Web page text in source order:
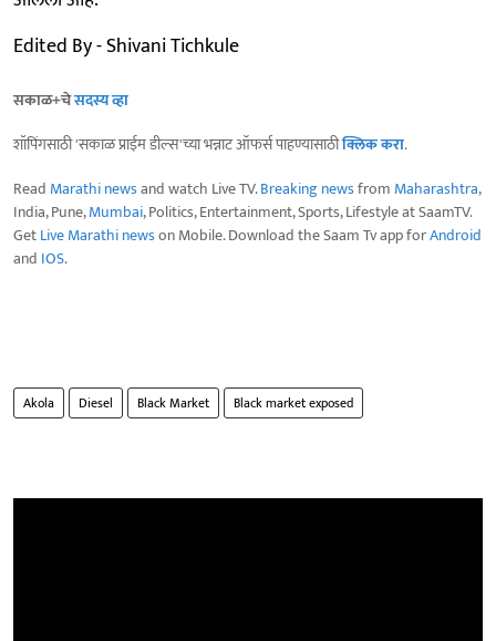
Edited By - Shivani Tichkule
सकाळ+चेसदस्य व्हा
शॉपिंगसाठी 'सकाळ प्राईम डील्स'च्या भन्नाट ऑफर्स पाहण्यासाठीक्लिक करा.
Read Marathi newsand watch Live TV.Breaking newsfrom Maharashtra,
India, Pune,Mumbai, Politics, Entertainment, Sports, Lifestyle at SaamTV.
GetLive Marathi newson Mobile. Download the Saam Tv app forAndroid
and IOS.
Akola Diesel Black Market Black market exposed